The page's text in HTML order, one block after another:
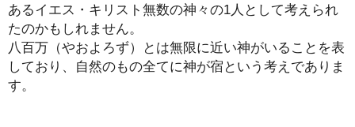
あるイエス・キリスト無数の神々の1人として考えられ
たのかもしれません。
八百万（やおよろず）とは無限に近い神がいることを表
しており、自然のもの全てに神が宿という考えでありま
す。